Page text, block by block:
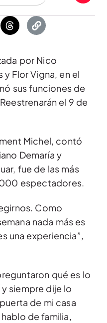
por Nico
y Flor Vigna, en el
sus funciones de
el 9 de
Michel, contó
Demaría y
fue de las más
espectadores.
Como
nada más es
una experiencia”,
qué es lo
siempre dije lo
de mi casa
de familia,